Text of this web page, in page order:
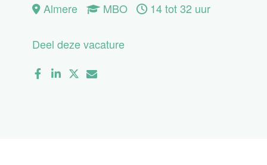
Almere MBO 14 tot 32 uur
Deel deze vacature